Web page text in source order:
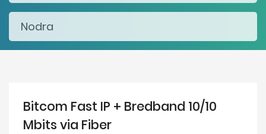
Bitcom Fast IP + Bredband 10/10
Mbits via Fiber